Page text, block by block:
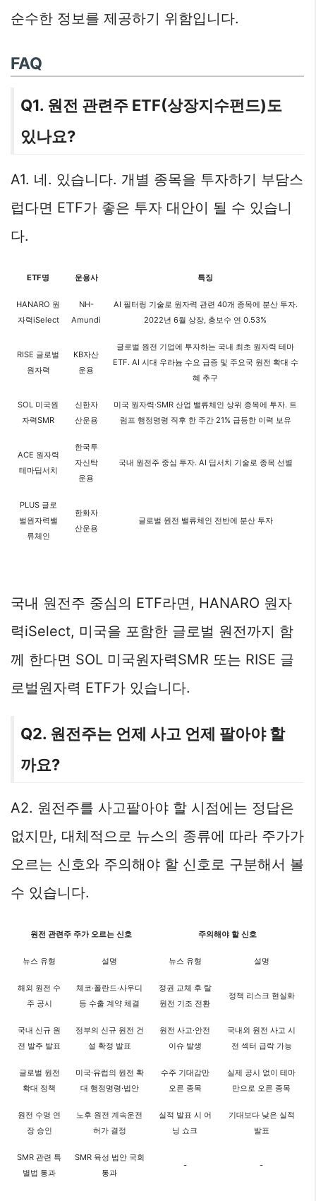
순수한 정보를 제공하기 위함입니다.
FAQ
Q1. 원전 관련주 ETF(상장지수펀드)도
있나요?
A1. 네. 있습니다. 개별 종목을 투자하기 부담스
럽다면 ETF가 좋은 투자 대안이 될 수 있습니
다.
ETF명 운용사 특징
HANARO 원
자력iSelect
NH-
Amundi
AI 필터링 기술로 원자력 관련 40개 종목에 분산 투자.
2022년 6월 상장, 총보수 연 0.53%
RISE 글로벌
원자력
KB자산
운용
글로벌 원전 기업에 투자하는 국내 최초 원자력 테마
ETF. AI 시대 우라늄 수요 급증 및 주요국 원전 확대 수
혜 추구
SOL 미국원
자력SMR
신한자
산운용
미국 원자력·SMR 산업 밸류체인 상위 종목에 투자. 트
럼프 행정명령 직후 한 주간 21% 급등한 이력 보유
ACE 원자력
테마딥서치
한국투
자신탁
운용
국내 원전주 중심 투자. AI 딥서치 기술로 종목 선별
PLUS 글로
벌원자력밸
류체인
한화자
산운용
글로벌 원전 밸류체인 전반에 분산 투자
국내 원전주 중심의 ETF라면, HANARO 원자
력iSelect, 미국을 포함한 글로벌 원전까지 함
께 한다면 SOL 미국원자력SMR 또는 RISE 글
로벌원자력 ETF가 있습니다.
Q2. 원전주는 언제 사고 언제 팔아야 할
까요?
A2. 원전주를 사고팔아야 할 시점에는 정답은
없지만, 대체적으로 뉴스의 종류에 따라 주가가
오르는 신호와 주의해야 할 신호로 구분해서 볼
수 있습니다.
원전 관련주 주가 오르는 신호 주의해야 할 신호
뉴스 유형 설명 뉴스 유형 설명
해외 원전 수
주 공시
체코·폴란드·사우디
등 수출 계약 체결
정권 교체 후 탈
원전 기조 전환
정책 리스크 현실화
국내 신규 원
전 발주 발표
정부의 신규 원전 건
설 확정 발표
원전 사고·안전
이슈 발생
국내외 원전 사고 시
전 섹터 급락 가능
글로벌 원전
확대 정책
미국·유럽의 원전 확
대 행정명령·법안
수주 기대감만
오른 종목
실제 공시 없이 테마
만으로 오른 종목
원전 수명 연
장 승인
노후 원전 계속운전
허가 결정
실적 발표 시 어
닝 쇼크
기대보다 낮은 실적
발표
SMR 관련 특
별법 통과
SMR 육성 법안 국회
통과
- -